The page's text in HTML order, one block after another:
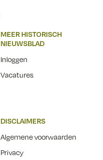
MEER HISTORISCH
NIEUWSBLAD
Inloggen
Vacatures
DISCLAIMERS
Algemene voorwaarden
Privacy